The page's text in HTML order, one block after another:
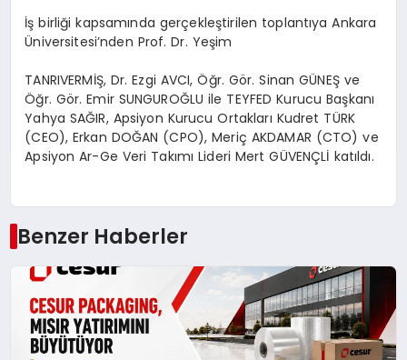
İş birliği kapsamında gerçekleştirilen toplantıya Ankara
Üniversitesi’nden Prof. Dr. Yeşim
TANRIVERMİŞ, Dr. Ezgi AVCI, Öğr. Gör. Sinan GÜNEŞ ve
Öğr. Gör. Emir SUNGUROĞLU ile TEYFED Kurucu Başkanı
Yahya SAĞIR, Apsiyon Kurucu Ortakları Kudret TÜRK
(CEO), Erkan DOĞAN (CPO), Meriç AKDAMAR (CTO) ve
Apsiyon Ar-Ge Veri Takımı Lideri Mert GÜVENÇLİ katıldı.
Benzer Haberler